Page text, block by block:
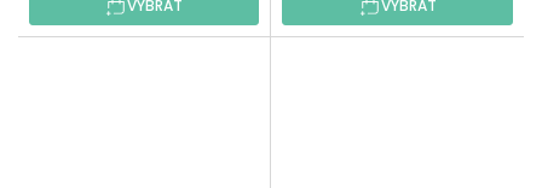
VYBRAT VYBRAT